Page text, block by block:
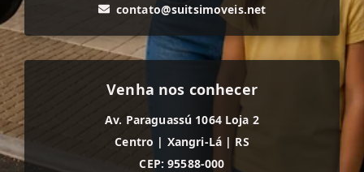
contato@suitsimoveis.net
Venha nos conhecer
Av. Paraguassú 1064 Loja 2
Centro | Xangri-Lá | RS
CEP: 95588-000